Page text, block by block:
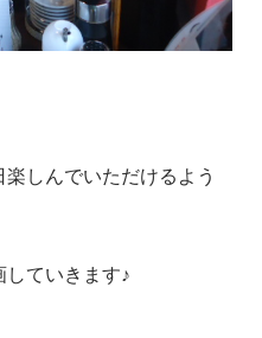
しんでいただけるよう
ていきます♪